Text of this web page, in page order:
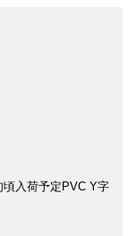
頃入荷予定PVC Y字